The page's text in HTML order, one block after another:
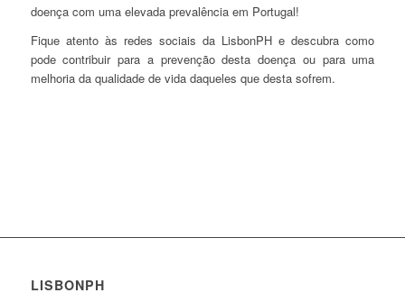
doença com uma elevada prevalência em Portugal!
Fique atento às redes sociais da LisbonPH e descubra como
pode contribuir para a prevenção desta doença ou para uma
melhoria da qualidade de vida daqueles que desta sofrem.
LISBONPH